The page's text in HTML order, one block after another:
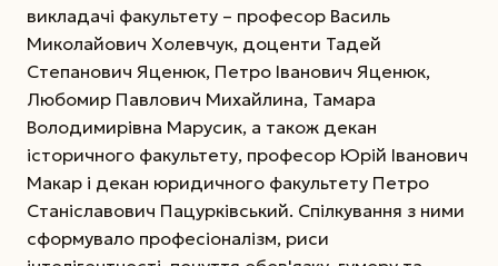
викладачі факультету – професор Василь
Миколайович Холевчук, доценти Тадей
Степанович Яценюк, Петро Іванович Яценюк,
Любомир Павлович Михайлина, Тамара
Володимирівна Марусик, а також декан
історичного факультету, професор Юрій Іванович
Макар і декан юридичного факультету Петро
Станіславович Пацурківський. Спілкування з ними
cформувало професіоналізм, риси